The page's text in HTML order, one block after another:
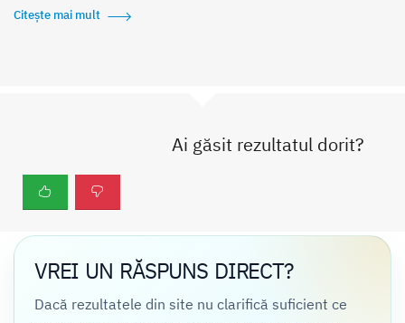
Citește mai mult
Ai găsit rezultatul dorit?
VREI UN RĂSPUNS DIRECT?
Dacă rezultatele din site nu clarifică suficient ce